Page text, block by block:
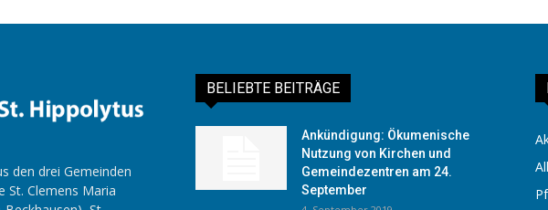
den drei Gemeinden
St. Clemens Maria
BELIEBTE BEITRÄGE
Ankündigung: Ökumenische
Nutzung von Kirchen und
Gemeindezentren am 24.
September